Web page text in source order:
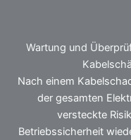
Wartung und
Nach einem
der gesamten
versteckte
Betriebssicherheit